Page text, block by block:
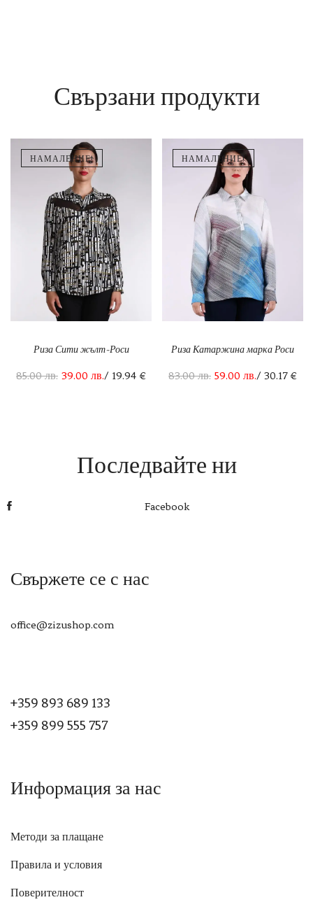
Свързани продукти
НАМАЛЕНИЕ!
Риза Сити жълт-Роси
85.00лв. 39.00 лв./ 19.94 €
НАМАЛЕНИЕ!
Риза Катаржина марка Роси
83.00лв. 59.00 лв./ 30.17 €
Последвайте ни
Facebook
Свържете се с нас
office@zizushop.com
+359 893 689 133
+359 899 555 757
Информация за нас
Методи за плащане
Правила и условия
Поверителност